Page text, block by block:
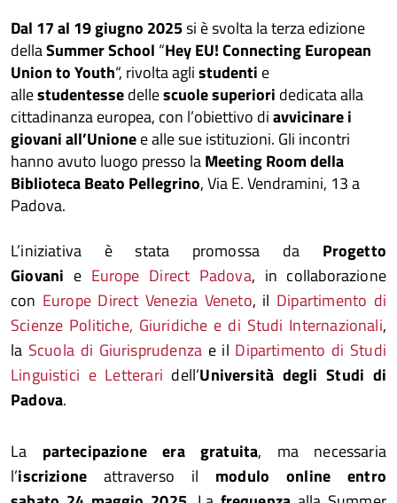
Dal 17 al 19 giugno 2025si è svolta la terza edizione
dellaSummer School “Hey EU! Connecting European
Union to Youth“, rivolta aglistudenti e
allestudentessedellescuole superiori dedicata alla
cittadinanza europea, con l’obiettivo diavvicinare i
giovani all’Unionee alle sue istituzioni. Gli incontri
hanno avuto luogo presso laMeeting Room della
Biblioteca Beato Pellegrino, Via E. Vendramini, 13 a
Padova.
L’iniziativa è stata promossa da Progetto
Giovani e Europe Direct Padova, in collaborazione
con Europe Direct Venezia Veneto, il Dipartimento di
Scienze Politiche, Giuridiche e di Studi Internazionali,
la Scuola di Giurisprudenza e il Dipartimento di Studi
Linguistici e Letterari dell’Università degli Studi di
Padova.
La partecipazione era gratuita, ma necessaria
l’iscrizione attraverso il modulo online entro